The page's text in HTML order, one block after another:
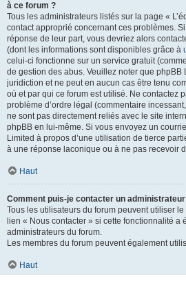
à ce forum ?
Tous les administrateurs listés sur la page «
contact approprié concernant ces problèmes.
réponse de leur part, vous devriez alors
(dont les informations sont disponibles grâce à
celui-ci fonctionne sur un service gratuit
de gestion des abus. Veuillez noter que phpBB
juridiction et ne peut en aucun cas être tenu
où et par qui ce forum est utilisé. Ne contactez
problème d’ordre légal (commentaire
ne sont pas directement reliés avec le site
phpBB en lui-même. Si vous envoyez un
Limited à propos d’une utilisation de tierce
à une réponse laconique ou à ne pas recevoir
Haut
Comment puis-je contacter un
Tous les utilisateurs du forum peuvent utiliser
lien « Nous contacter » si cette fonctionnalité a
administrateurs du forum.
Les membres du forum peuvent également
Haut